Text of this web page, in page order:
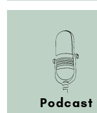
Podcast